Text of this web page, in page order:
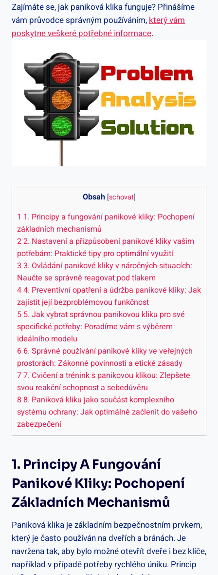
Zajímáte se, jak paniková klika ​funguje? ‌Přinášíme
vám‌ průvodce správným používáním, který vám
poskytne veškeré potřebné informace.
Obsah [schovat]
1 1. Principy a fungování panikové kliky: Pochopení
základních ‌mechanismů
22. Nastavení a přizpůsobení panikové kliky vašim
potřebám: Praktické tipy pro optimální využití
3 3. Ovládání panikové kliky v náročných situacích:
Naučte se správně reagovat pod tlakem
44. Preventivní opatření a údržba panikové kliky: ⁢Jak
zajistit její bezproblémovou funkčnost
5 5. Jak vybrat správnou panikovou kliku​ pro své
specifické potřeby: Poradíme vám s‌ výběrem
ideálního modelu
6 6. Správné používání panikové kliky ⁢ve veřejných
prostorách: Zákonné povinnosti a etické zásady
77.⁣ Cvičení a trénink s panikovou klikou: Zlepšete
svou reakční schopnost a sebedůvěru
8 8. Paniková kliku⁢ jako součást komplexního
systému ochrany: Jak optimálně začlenit do vašeho
zabezpečení
1. Principy A Fungování
Panikové Kliky: Pochopení
Základních ‌mechanismů
Paniková klika je základním bezpečnostním prvkem,⁢
který je často používán na dveřích a bránách. Je
navržena tak, aby‍ bylo možné otevřít dveře i bez klíče,
například‍ v ⁢případě potřeby rychlého úniku. Princip